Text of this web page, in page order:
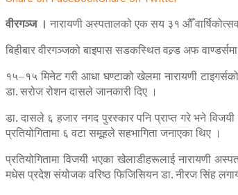
वीरगञ्ज । नारायणी अस्पतालको एक सय ३१ औँ
बिहीबार वीरगञ्जको बाइपास सडकस्थित वल्र्ड अफ
१५–१५ मिनेट गरी आधा घण्टाको खेलमा नारायणी
डा. सरोज रोशन दासले जानकारी दिए ।
डा. दासले ६ हजार नगद पुरस्कार पनि प्राप्त गरे भने
प्रतियोगितामा ६ वटा समूहले सहभागिता जनाएका थिए ।
प्रतियोगितामा विजयी भएका खेलाडीहरूलाई नारायणी
मधेस प्रदेश संयोजक वरिष्ठ फिजिसियन डा. नीरज सिंह